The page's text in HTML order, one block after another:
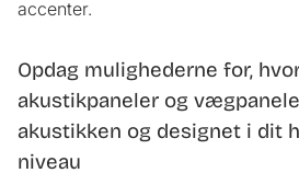
accenter.
Opdag mulighederne for,
akustikpaneler og
akustikken og designet i dit
niveau